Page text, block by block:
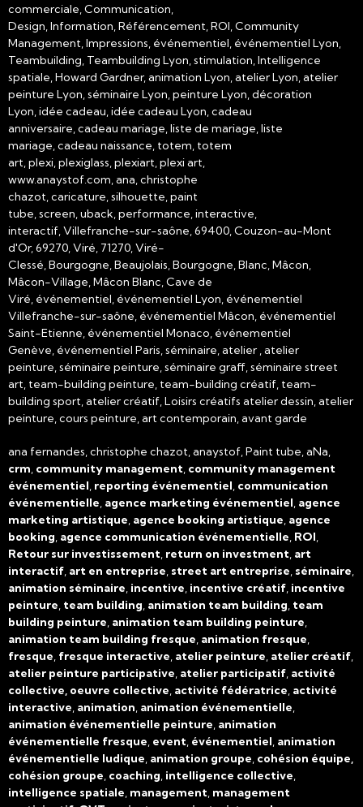
commerciale, Communication,
Design, Information, Référencement, ROI, Community
Management, Impressions, événementiel, événementiel Lyon,
Teambuilding, Teambuilding Lyon, stimulation, Intelligence
spatiale, Howard Gardner, animation Lyon, atelier Lyon, atelier
peinture Lyon, séminaire Lyon, peinture Lyon, décoration
Lyon, idée cadeau, idée cadeau Lyon, cadeau
anniversaire, cadeau mariage, liste de mariage, liste
mariage, cadeau naissance, totem, totem
art, plexi, plexiglass, plexiart, plexi art,
www.anaystof.com, ana, christophe
chazot, caricature, silhouette, paint
tube, screen, uback, performance, interactive,
interactif, Villefranche-sur-saône, 69400, Couzon-au-Mont
d'Or, 69270, Viré, 71270, Viré-
Clessé, Bourgogne, Beaujolais, Bourgogne, Blanc, Mâcon,
Mâcon-Village, Mâcon Blanc, Cave de
Viré, événementiel, événementiel Lyon, événementiel
Villefranche-sur-saône, événementiel Mâcon, événementiel
Saint-Etienne, événementiel Monaco, événementiel
Genève, événementiel Paris, séminaire, atelier , atelier
peinture, séminaire peinture, séminaire graff, séminaire street
art, team-building peinture, team-building créatif, team-
building sport, atelier créatif, Loisirs créatifs atelier dessin, atelier
peinture, cours peinture, art contemporain, avant garde
ana fernandes, christophe chazot, anaystof, Paint tube, aNa,
crm, community management, community management
événementiel, reporting événementiel, communication
événementielle, agence marketing événementiel, agence
marketing artistique, agence booking artistique, agence
booking, agence communication événementielle, ROI,
Retour sur investissement, return on investment, art
interactif, art en entreprise, street art entreprise, séminaire,
animation séminaire, incentive, incentive créatif, incentive
peinture, team building, animation team building, team
building peinture, animation team building peinture,
animation team building fresque, animation fresque,
fresque, fresque interactive, atelier peinture, atelier créatif,
atelier peinture participative, atelier participatif, activité
collective, oeuvre collective, activité fédératrice, activité
interactive, animation, animation événementielle,
animation événementielle peinture, animation
événementielle fresque, event, événementiel, animation
événementielle ludique, animation groupe, cohésion équipe,
cohésion groupe, coaching, intelligence collective,
intelligence spatiale, management, management